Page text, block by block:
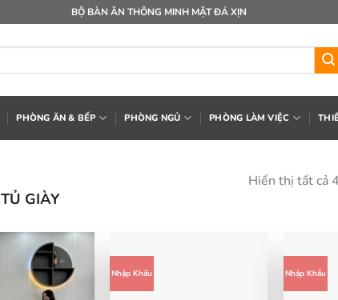
BỘ BÀN ĂN THÔNG MINH MẶT ĐÁ XỊN
PHÒNG ĂN & BẾP PHÒNG NGỦ PHÒNG LÀM VIỆC
TỦ GIÀY
Hiển thị tất cả
Nhập Khẩu Nhập Khẩu